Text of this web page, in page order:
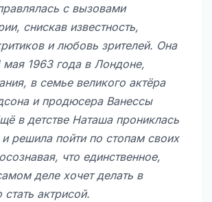
с вызовами
снискав известность,
и любовь зрителей. Она
мая 1963 года в Лондоне,
в семье великого актёра
и продюсера Ванессы
в детстве Наташа прониклась
решила пойти по стопам своих
что единственное,
деле хочет делать в
стать актрисой.